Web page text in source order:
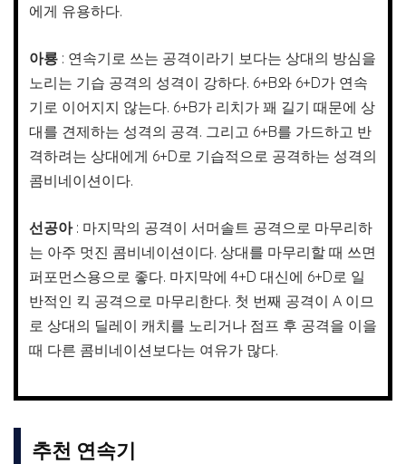
에게 유용하다.
아룡 : 연속기로 쓰는 공격이라기 보다는 상대의 방심을
노리는 기습 공격의 성격이 강하다. 6+B와 6+D가 연속
기로 이어지지 않는다. 6+B가 리치가 꽤 길기 때문에 상
대를 견제하는 성격의 공격. 그리고 6+B를 가드하고 반
격하려는 상대에게 6+D로 기습적으로 공격하는 성격의
콤비네이션이다.
선공아: 마지막의 공격이 서머솔트 공격으로 마무리하
는 아주 멋진 콤비네이션이다. 상대를 마무리할 때 쓰면
퍼포먼스용으로 좋다. 마지막에 4+D 대신에 6+D로 일
반적인 킥 공격으로 마무리한다. 첫 번째 공격이 A 이므
로 상대의 딜레이 캐치를 노리거나 점프 후 공격을 이을
때 다른 콤비네이션보다는 여유가 많다.
추천 연속기